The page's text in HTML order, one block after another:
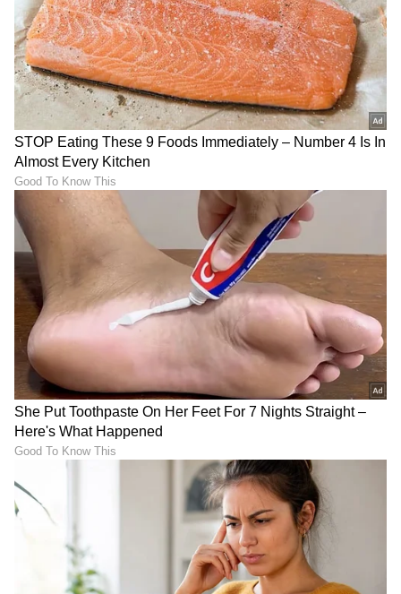
ಸಂಗೀತಾಸಕ್ತರಿಗೆ ಸಿಹಿ ಸುದ್ದಿ:
ಯುವ ಗಾಯಕರ ಆಲ್ಬಂ
ನಿರ್ಮಾಣಕ್ಕೆ ಮುಂದಾದ ಗಾಯಕ
ವಿಜಯ್ ಪ್ರಕಾಶ್
'ಲೆನಿನ್'ನಲ್ಲಿ ಕನ್ನಡ ನಟನ ಅಬ್ಬರ:
ಪ್ರಮೋದ್‌ಗೆ 'ವಾಟ್ ಎ
ಪರ್ಫಾರ್ಮರ್' ಎಂದ ನಾಗಾರ್ಜುನ
LATEST VIDEOS
"ರಾಜಕೀಯ ಬೇಡ, ಸಿನಿಮಾನೇ ಪ್ರಾಣ":
ಕನಕೋತ್ಸವದಲ್ಲಿ ರಿಷಬ್ ಶೆಟ್ಟಿ | Rishab
Shetty speech | Suvarna News
ಶೇ.50 ರಿಂದ ಶೇ.18 ಕ್ಕೆ TAX ಇಳಿಕೆ: ಮೋದಿ-
ಟ್ರಂಪ್ ಐತಿಹಾಸಿಕ ಒಪ್ಪಂದ | India US
Trade Deal | Party Rounds